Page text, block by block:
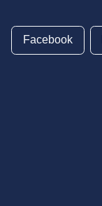
Facebook